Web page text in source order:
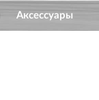
Аксессуары